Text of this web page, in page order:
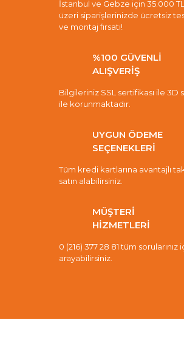
İstanbul ve Gebze için 35.000
üzeri siparişlerinizde ücretsiz
ve montaj fırsatı!
%100 GÜVENLİ
ALIŞVERİŞ
Bilgileriniz SSL sertifikası ile 3D
ile korunmaktadır.
UYGUN ÖDEME
SEÇENEKLERİ
Tüm kredi kartlarına avantajlı
satın alabilirsiniz.
MÜŞTERİ
HİZMETLERİ
0 (216) 377 28 81 tüm sorularınız
arayabilirsiniz.